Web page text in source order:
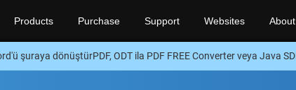
Products Purchase Support Websites About
şuraya dönüştürPDF, ODT ila PDF FREE Converter veya Java